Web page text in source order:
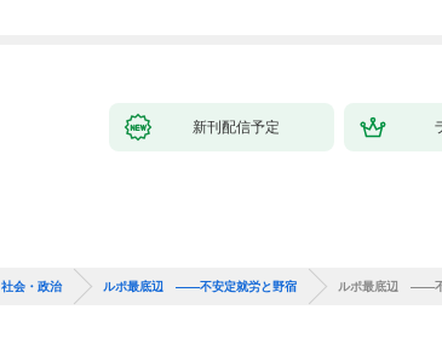
新刊配信予定
社会・政治 ルポ最底辺 ――不安定就労と野宿 ルポ最底辺 ――不